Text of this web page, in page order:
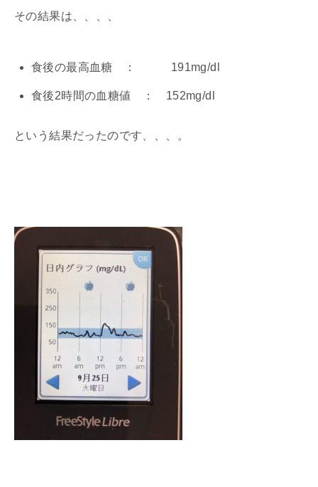
その結果は、、、、
食後の最高血糖 ： 191mg/dl
食後2時間の血糖値 ： 152mg/dl
という結果だったのです、、、。